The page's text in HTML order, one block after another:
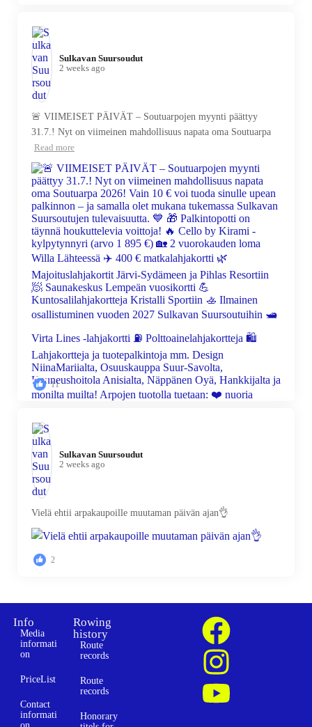
Sulkavan Suursoudut️
2 weeks ago
🚨 VIIMEISET PÄIVÄT – Soutuarpojen myynti päättyy
31.7.! Nyt on viimeinen mahdollisuus napata oma Soutuarpa
Read more
11
Sulkavan Suursoudut️
2 weeks ago
Vielä ehtii arpakaupoille muutaman päivän ajan👌
2
Info
Media
informati
on
PriceList
Contact
informati
Rowing
history
Route
records
Route
records
Honorary